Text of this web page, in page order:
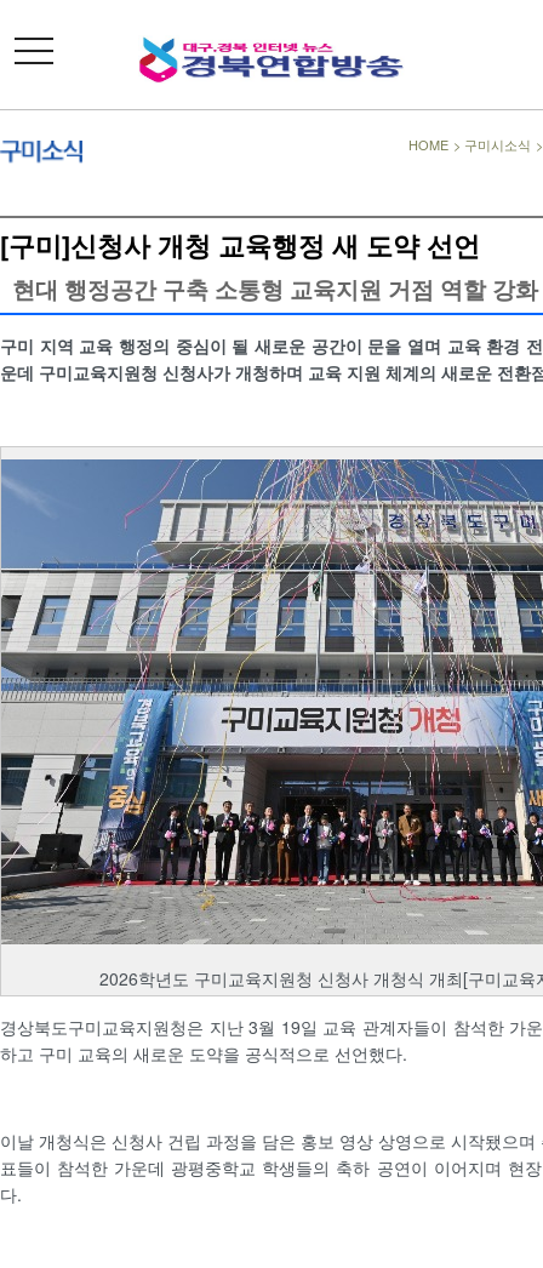
toggle
navigation
HOME > 구미시소식
[구미]신청사 개청 교육행정 새 도약 선언
현대 행정공간 구축 소통형 교육지원 거점 역할 강화
구미 지역 교육 행정의 중심이 될 새로운 공간이 문을 열며 교육 환경
운데 구미교육지원청 신청사가 개청하며 교육 지원 체계의 새로운 전환
2026학년도 구미교육지원청 신청사 개청식 개최[구미교육
경상북도구미교육지원청은 지난 3월 19일 교육 관계자들이 참석한 가
하고 구미 교육의 새로운 도약을 공식적으로 선언했다.
이날 개청식은 신청사 건립 과정을 담은 홍보 영상 상영으로 시작됐으
표들이 참석한 가운데 광평중학교 학생들의 축하 공연이 이어지며 현
다.